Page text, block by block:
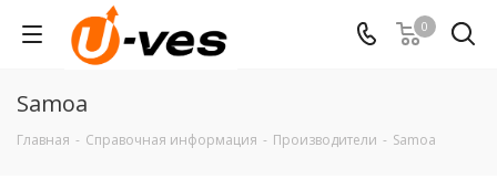
0
Samoa
Главная - Справочная информация - Производители - Samoa